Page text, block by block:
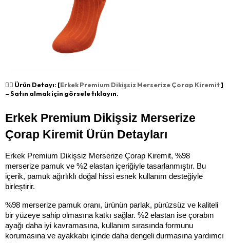
👉🏻 Ürün Detayı: [Erkek Premium Dikişsiz Merserize Çorap Kiremit]
– Satın almak için görsele tıklayın.
Erkek Premium Dikişsiz Merserize
Çorap Kiremit Ürün Detayları
Erkek Premium Dikişsiz Merserize Çorap Kiremit, %98
merserize pamuk ve %2 elastan içeriğiyle tasarlanmıştır. Bu
içerik, pamuk ağırlıklı doğal hissi esnek kullanım desteğiyle
birleştirir.
%98 merserize pamuk oranı, ürünün parlak, pürüzsüz ve kaliteli
bir yüzeye sahip olmasına katkı sağlar. %2 elastan ise çorabın
ayağı daha iyi kavramasına, kullanım sırasında formunu
korumasına ve ayakkabı içinde daha dengeli durmasına yardımcı